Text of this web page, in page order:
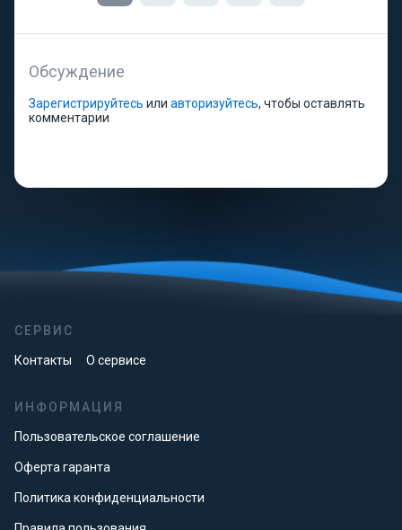
Обсуждение
Зарегистрируйтесь или авторизуйтесь, чтобы оставлять
комментарии
СЕРВИС
Контакты О сервисе
ИНФОРМАЦИЯ
Пользовательское соглашение
Оферта гаранта
Политика конфиденциальности